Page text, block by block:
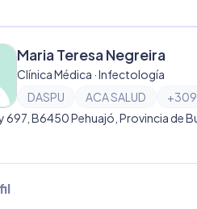
Maria Teresa Negreira
Clínica Médica · Infectología
DASPU
ACA SALUD +309